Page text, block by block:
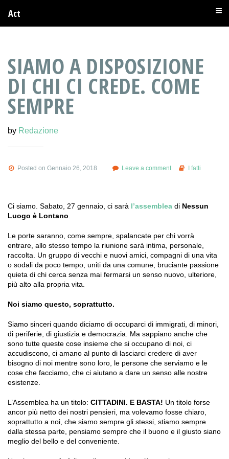
Act
SIAMO A DISPOSIZIONE
DI CHI CI CREDE. COME
SEMPRE
by Redazione
Posted on Gennaio 26, 2018 Leave a comment I fatti
Ci siamo. Sabato, 27 gennaio, ci sarà l’assemblea di Nessun
Luogo è Lontano
Le porte saranno, come sempre, spalancate per chi vorrà
entrare, allo stesso tempo la riunione sarà intima, personale,
raccolta. Un gruppo di vecchi e nuovi amici, compagni di una vita
o sodali da poco tempo, uniti da una comune, bruciante passione
quieta di chi cerca senza mai fermarsi un senso nuovo, ulteriore,
più alto alla propria vita.
Noi siamo questo, soprattutto.
Siamo sinceri quando diciamo di occuparci di immigrati, di minori,
di periferie, di giustizia e democrazia. Ma sappiano anche che
sono tutte queste cose insieme che si occupano di noi, ci
accudiscono, ci amano al punto di lasciarci credere di aver
bisogno di noi mentre sono loro, le persone che serviamo e le
cose che facciamo, che ci aiutano a dare un senso alle nostre
esistenze.
L’Assemblea ha un titolo: CITTADINI. E BASTA! Un titolo forse
ancor più netto dei nostri pensieri, ma volevamo fosse chiaro,
soprattutto a noi, che siamo sempre gli stessi, stiamo sempre
dalla stessa parte, pensiamo sempre che il buono e il giusto siano
meglio del bello e del conveniente.